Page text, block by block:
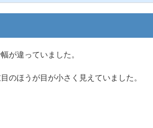
が違っていました。
のほうが目が小さく見えていました。